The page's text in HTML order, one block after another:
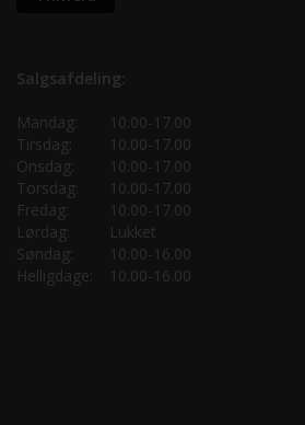
Salgsafdeling:
Mandag:
10.00-17.00
Tirsdag:
10.00-17.00
Onsdag:
10.00-17.00
Torsdag:
10.00-17.00
Fredag:
10.00-17.00
Lørdag:
Lukket
Søndag:
10.00-16.00
Helligdage:
10.00-16.00